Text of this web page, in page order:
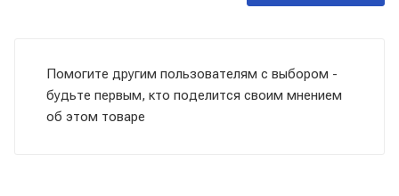
Помогите другим пользователям с выбором -
будьте первым, кто поделится своим мнением
об этом товаре